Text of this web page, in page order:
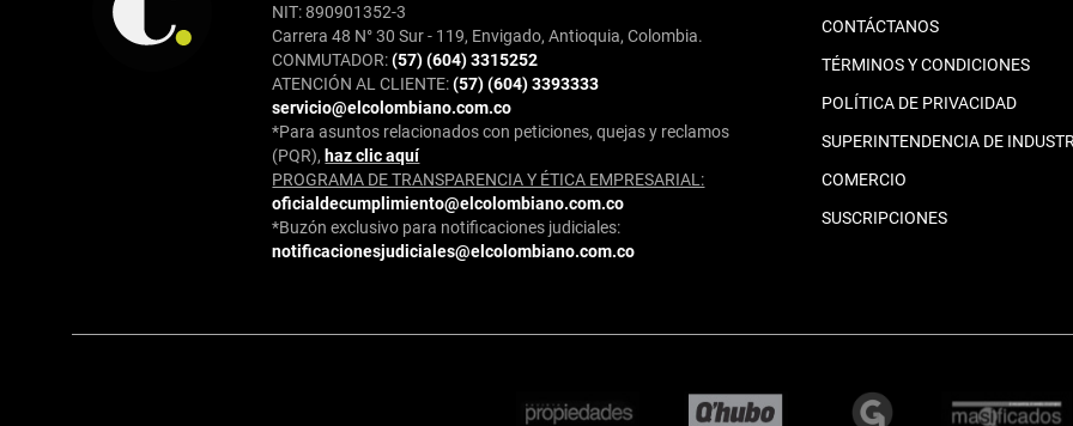
NIT: 890901352-3
Carrera 48 N° 30 Sur - 119, Envigado, Antioquia, Colombia.
CONMUTADOR:(57) (604) 3315252
ATENCIÓN AL CLIENTE:(57) (604) 3393333
servicio@elcolombiano.com.co
*Para asuntos relacionados con peticiones, quejas y reclamos
(PQR), haz clic aquí
PROGRAMA DE TRANSPARENCIA Y ÉTICA EMPRESARIAL:
oficialdecumplimiento@elcolombiano.com.co
*Buzón exclusivo para notificaciones judiciales:
notificacionesjudiciales@elcolombiano.com.co
CONTÁCTANOS
TÉRMINOS Y CONDICIONES
POLÍTICA DE PRIVACIDAD
SUPERINTENDENCIA DE
COMERCIO
SUSCRIPCIONES